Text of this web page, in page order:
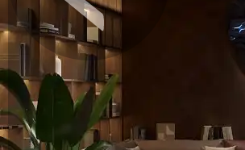
Предыдущее